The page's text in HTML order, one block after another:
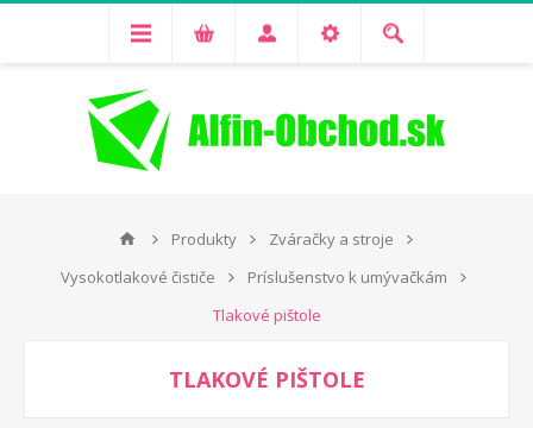
Produkty
Zváračky a stroje
Vysokotlakové čističe
Príslušenstvo k umývačkám
Tlakové pištole
TLAKOVÉ PIŠTOLE